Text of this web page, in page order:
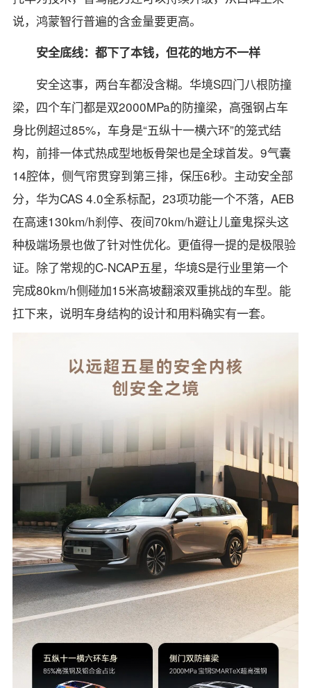
说，鸿蒙智行普遍的含金量要更高。
安全底线：都下了本钱，但花的地方不一样
安全这事，两台车都没含糊。华境S四门八根防撞
梁，四个车门都是双2000MPa的防撞梁，高强钢占车
身比例超过85%，车身是“五纵十一横六环”的笼式结
构，前排一体式热成型地板骨架也是全球首发。9气囊
14腔体，侧气帘贯穿到第三排，保压6秒。主动安全部
分，华为CAS 4.0全系标配，23项功能一个不落，AEB
在高速130km/h刹停、夜间70km/h避让儿童鬼探头这
种极端场景也做了针对性优化。更值得一提的是极限验
证。除了常规的C-NCAP五星，华境S是行业里第一个
完成80km/h侧碰加15米高坡翻滚双重挑战的车型。能
扛下来，说明车身结构的设计和用料确实有一套。